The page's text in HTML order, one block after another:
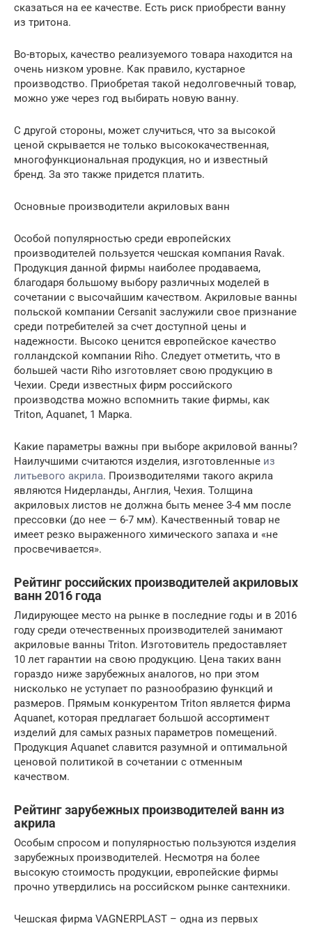
сказаться на ее качестве. Есть риск приобрести ванну
из тритона.
Во-вторых, качество реализуемого товара находится на
очень низком уровне. Как правило, кустарное
производство. Приобретая такой недолговечный товар,
можно уже через год выбирать новую ванну.
С другой стороны, может случиться, что за высокой
ценой скрывается не только высококачественная,
многофункциональная продукция, но и известный
бренд. За это также придется платить.
Основные производители акриловых ванн
Особой популярностью среди европейских
производителей пользуется чешская компания Ravak.
Продукция данной фирмы наиболее продаваема,
благодаря большому выбору различных моделей в
сочетании с высочайшим качеством. Акриловые ванны
польской компании Сersanit заслужили свое признание
среди потребителей за счет доступной цены и
надежности. Высоко ценится европейское качество
голландской компании Riho. Следует отметить, что в
большей части Riho изготовляет свою продукцию в
Чехии. Среди известных фирм российского
производства можно вспомнить такие фирмы, как
Triton, Aquanet, 1 Марка.
Какие параметры важны при выборе акриловой ванны?
Наилучшими считаются изделия, изготовленные из
литьевого акрила. Производителями такого акрила
являются Нидерланды, Англия, Чехия. Толщина
акриловых листов не должна быть менее 3-4 мм после
прессовки (до нее — 6-7 мм). Качественный товар не
имеет резко выраженного химического запаха и «не
просвечивается».
Рейтинг российских производителей акриловых
ванн 2016 года
Лидирующее место на рынке в последние годы и в 2016
году среди отечественных производителей занимают
акриловые ванны Triton. Изготовитель предоставляет
10 лет гарантии на свою продукцию. Цена таких ванн
гораздо ниже зарубежных аналогов, но при этом
нисколько не уступает по разнообразию функций и
размеров. Прямым конкурентом Triton является фирма
Aquanet, которая предлагает большой ассортимент
изделий для самых разных параметров помещений.
Продукция Aquanet славится разумной и оптимальной
ценовой политикой в сочетании с отменным
качеством.
Рейтинг зарубежных производителей ванн из
акрила
Особым спросом и популярностью пользуются изделия
зарубежных производителей. Несмотря на более
высокую стоимость продукции, европейские фирмы
прочно утвердились на российском рынке сантехники.
Чешская фирма VAGNERPLAST – одна из первых